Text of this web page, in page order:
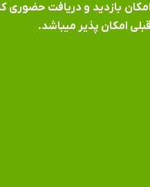
بازدید و دریافت حضوری
امکان پذیر میباشد.